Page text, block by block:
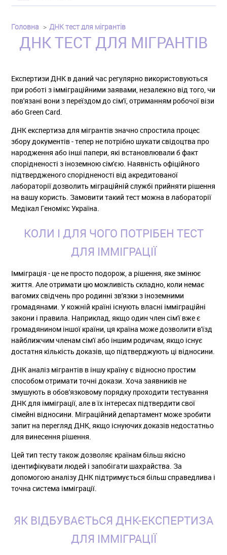
Головна ДНК тест для мігрантів
ДНК ТЕСТ ДЛЯ МІГРАНТІВ
Експертизи ДНК в даний час регулярно використовуються
при роботі з імміграційними заявами, незалежно від того, чи
пов'язані вони з переїздом до сім'ї, отриманням робочої візи
або Green Card.
ДНК експертиза для мігрантів значно спростила процес
збору документів - тепер не потрібно шукати свідоцтва про
народження або інші папери, які встановлювали б факт
спорідненості з іноземною сім'єю. Наявність офіційного
підтвердженого спорідненості від акредитованої
лабораторії дозволить міграційній службі прийняти рішення
на вашу користь. Замовити такий тест можна в лабораторії
Медікал Геномікс Україна.
КОЛИ І ДЛЯ ЧОГО ПОТРІБЕН ТЕСТ
ДЛЯ ІММІГРАЦІЇ
Імміграція - це не просто подорож, а рішення, яке змінює
життя. Але отримати цю можливість складно, коли немає
вагомих свідчень про родинні зв'язки з іноземними
громадянами. У кожній країні існують власні імміграційні
закони і правила. Наприклад, якщо один член сім'ї вже є
громадянином іншої країни, ця країна може дозволити в'їзд
найближчим членам сім'ї або іншим родичам, якщо існує
достатня кількість доказів, що підтверджують ці відносини.
ДНК аналіз мігрантів в іншу країну є відносно простим
способом отримати точні докази. Хоча заявників не
змушують в обов'язковому порядку проходити тестування
ДНК для імміграції, але в їх інтересах підтвердити свої
сімейні відносини. Міграційний департамент може зробити
запит на перегляд ДНК, якщо існуючих доказів недостатньо
для винесення рішення.
Цей тип тесту також дозволяє країнам більш якісно
ідентифікувати людей і запобігати шахрайства. За
допомогою аналізу ДНК підтримується більш справедлива і
точна система імміграції.
ЯК ВІДБУВАЄТЬСЯ ДНК-ЕКСПЕРТИЗА
ДЛЯ ІММІГРАЦІЇ